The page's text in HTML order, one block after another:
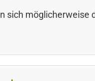
sich möglicherweise